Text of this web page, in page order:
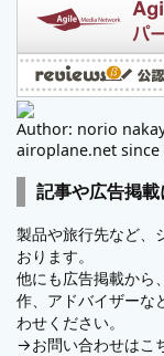
Author: norio
airoplane.net since
記事や広告掲
製品や旅行先など、
おります。
他にも広告掲載から
作、アドバイザーな
わせください。
→お問い合わせはこ